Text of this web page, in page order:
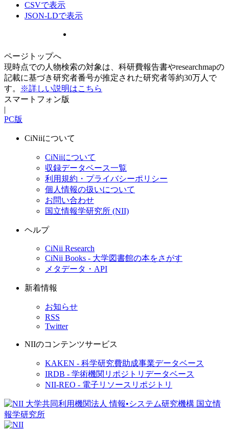
CSVで表示
JSON-LDで表示
ページトップへ
現時点での人物検索の対象は、科研費報告書やresearchmapの
記載に基づき研究者番号が推定された研究者等約30万人で
す。
※詳しい説明はこちら
スマートフォン版
|
PC版
CiNiiについて
CiNiiについて
収録データベース一覧
利用規約・プライバシーポリシー
個人情報の扱いについて
お問い合わせ
国立情報学研究所 (NII)
ヘルプ
CiNii Research
CiNii Books - 大学図書館の本をさがす
メタデータ・API
新着情報
お知らせ
RSS
Twitter
NIIのコンテンツサービス
KAKEN - 科学研究費助成事業データベース
IRDB - 学術機関リポジトリデータベース
NII-REO - 電子リソースリポジトリ